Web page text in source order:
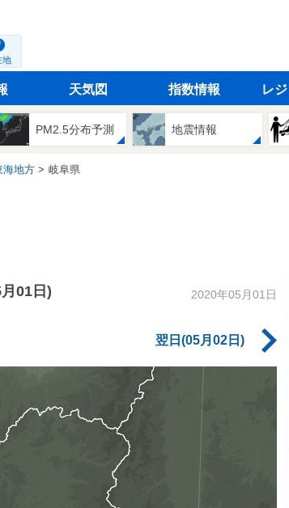
地
天気図 指数情報 レ
PM2.5分布予測 地震情報
海地方 岐阜県
01日) 2020年05月01日
翌日(05月02日)